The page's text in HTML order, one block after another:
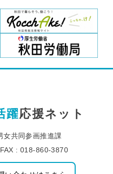
躍応援ネット
女共同参画推進課
FAX : 018-860-3870